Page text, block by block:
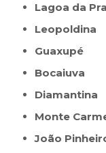
Lagoa da
Leopoldina
Guaxupé
Bocaiuva
Diamantina
Monte
João